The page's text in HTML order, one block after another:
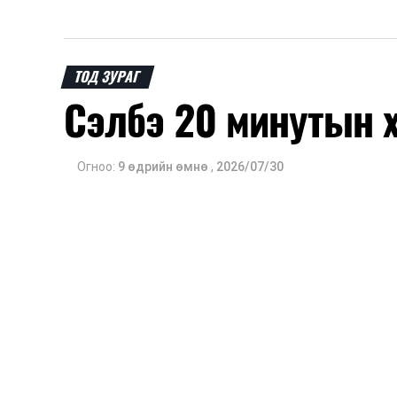
ТОД ЗУРАГ
Сэлбэ 20 минутын
Огноо: 9 өдрийн өмнө , 2026/07/30